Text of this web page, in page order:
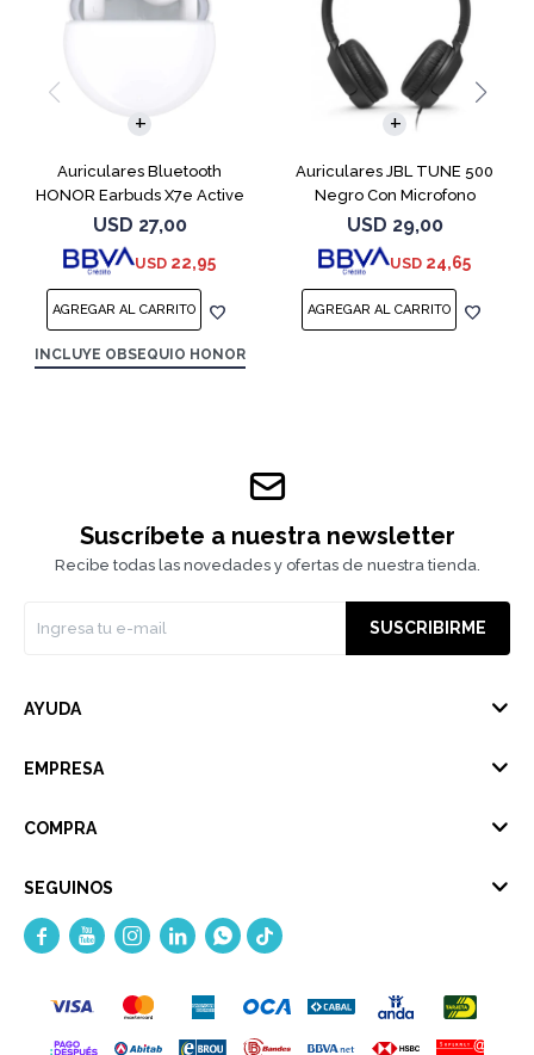
Auriculares Bluetooth
HONOR Earbuds X7e Active
TWS White
USD 27,00
USD 22,95
INCLUYE OBSEQUIO HONOR
Auriculares JBL TUNE 500
Negro Con Microfono
USD 29,00
USD 24,65
Suscríbete a nuestra newsletter
Recibe todas las novedades y ofertas de nuestra tienda.
SUSCRIBIRME
AYUDA
EMPRESA
COMPRA
SEGUINOS
    